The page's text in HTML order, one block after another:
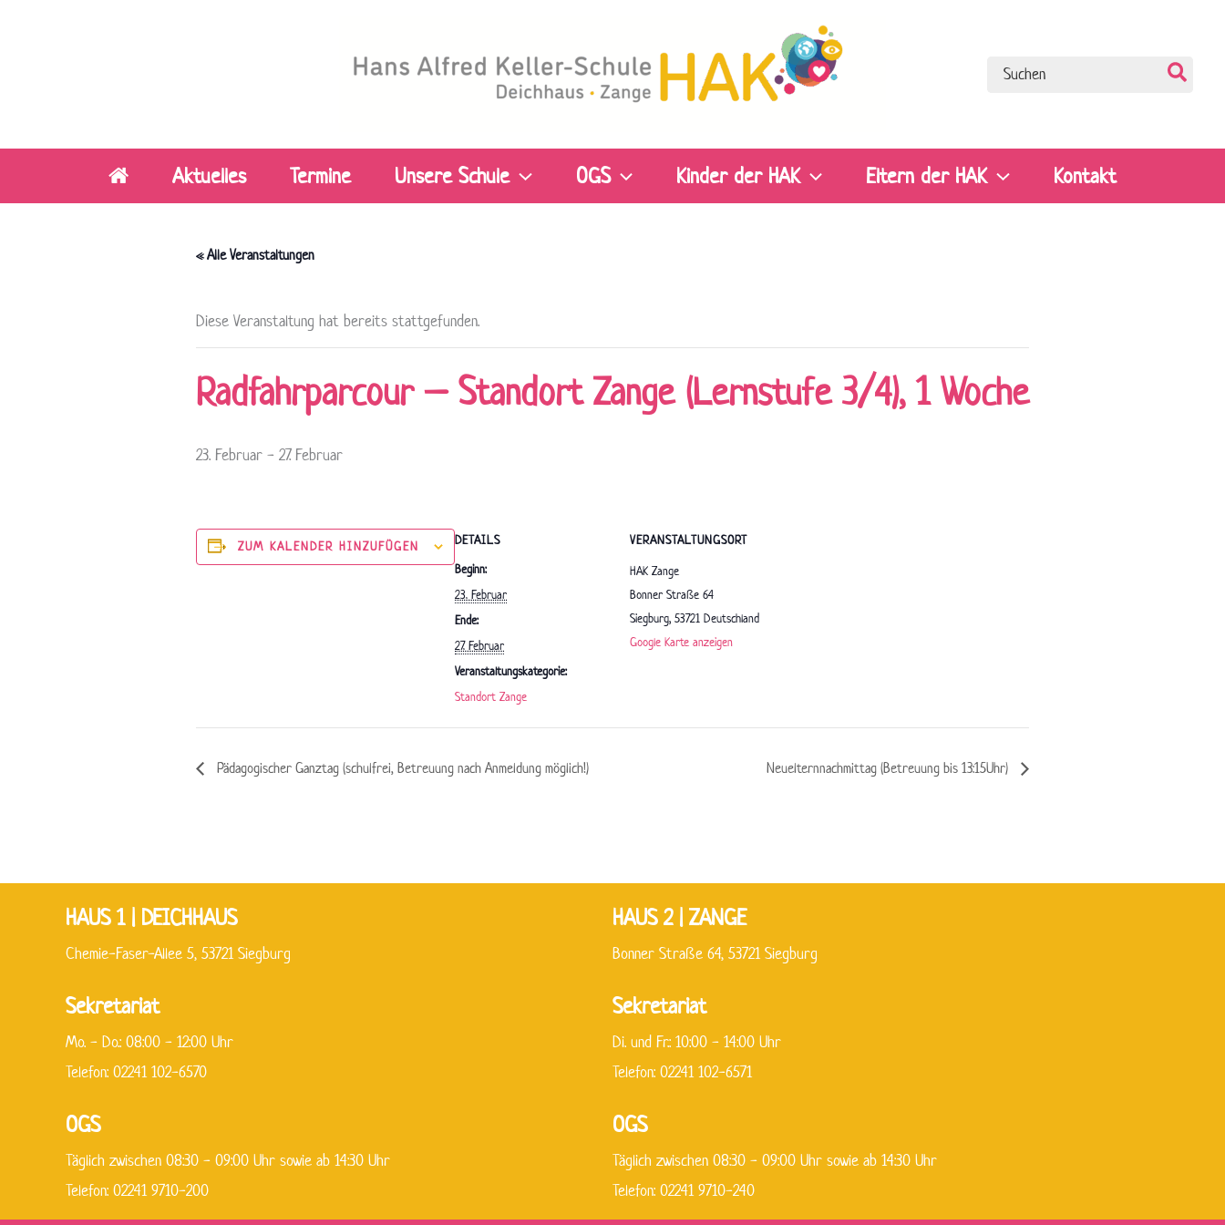
Search
for:
Aktuelles Termine Unsere Schule OGS Kinder der HAK Eltern der HAK Kontakt
« Alle Veranstaltungen
Diese Veranstaltung hat bereits stattgefunden.
Radfahrparcour – Standort Zange (Lernstufe 3/4), 1 Woche
23. Februar - 27. Februar
ZUM KALENDER HINZUFÜGEN
DETAILS
Beginn:
23. Februar
Ende:
27. Februar
Veranstaltungskategorie:
Standort Zange
VERANSTALTUNGSORT
HAK Zange
Bonner Straße 64
Siegburg, 53721 Deutschland
Google Karte anzeigen
Pädagogischer Ganztag (schulfrei, Betreuung nach Anmeldung möglich!) Neuelternnachmittag (Betreuung bis 13:15Uhr)
HAUS 1 | DEICHHAUS
Chemie-Faser-Allee 5, 53721 Siegburg
Sekretariat
Mo. - Do.: 08:00 - 12:00 Uhr
Telefon: 02241 102-6570
OGS
Täglich zwischen 08:30 - 09:00 Uhr sowie ab 14:30 Uhr
Telefon: 02241 9710-200
HAUS 2 | ZANGE
Bonner Straße 64, 53721 Siegburg
Sekretariat
Di. und Fr.: 10:00 - 14:00 Uhr
Telefon: 02241 102-6571
OGS
Täglich zwischen 08:30 - 09:00 Uhr sowie ab 14:30 Uhr
Telefon: 02241 9710-240